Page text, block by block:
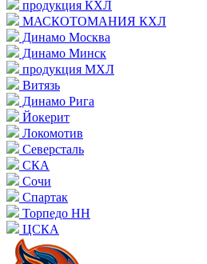
продукция КХЛ
МАСКОТОМАНИЯ КХЛ
Динамо Москва
Динамо Минск
продукция МХЛ
Витязь
Динамо Рига
Йокерит
Локомотив
Северсталь
СКА
Сочи
Спартак
Торпедо НН
ЦСКА